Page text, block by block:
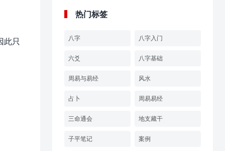
此只
热门标签
八字 八字入门
六爻 八字基础
周易与易经 风水
占卜 周易易经
三命通会 地支藏干
子平笔记 案例